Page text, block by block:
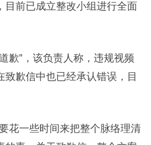
目前已成立整改小组进行全面
歉”，该负责人称，违规视频
致歉信中也已经承认错误，目
花一些时间来把整个脉络理清